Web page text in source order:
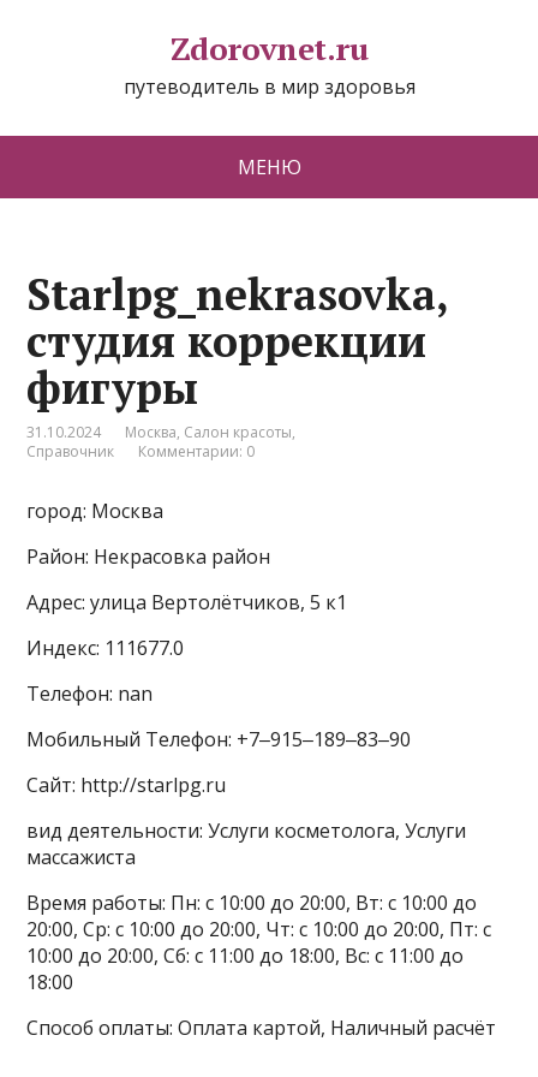
Zdorovnet.ru
путеводитель в мир здоровья
МЕНЮ
Starlpg_nekrasovka,
студия коррекции
фигуры
31.10.2024 Москва, Салон красоты,
Справочник
Комментарии: 0
город: Москва
Район: Некрасовка район
Адрес: улица Вертолётчиков, 5 к1
Индекс: 111677.0
Телефон: nan
Мобильный Телефон: +7‒915‒189‒83‒90
Сайт: http://starlpg.ru
вид деятельности: Услуги косметолога, Услуги
массажиста
Время работы: Пн: с 10:00 до 20:00, Вт: с 10:00 до
20:00, Ср: с 10:00 до 20:00, Чт: с 10:00 до 20:00, Пт: с
10:00 до 20:00, Сб: с 11:00 до 18:00, Вс: с 11:00 до
18:00
Способ оплаты: Оплата картой, Наличный расчёт